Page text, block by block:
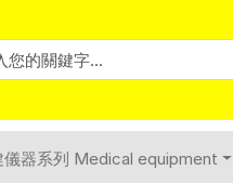
儀器系列 Medical equipment